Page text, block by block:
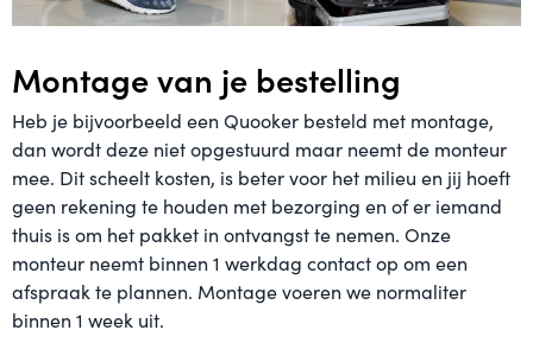
Montage van je bestelling
Heb je bijvoorbeeld een Quooker besteld met montage,
dan wordt deze niet opgestuurd maar neemt de monteur
mee. Dit scheelt kosten, is beter voor het milieu en jij hoeft
geen rekening te houden met bezorging en of er iemand
thuis is om het pakket in ontvangst te nemen. Onze
monteur neemt binnen 1 werkdag contact op om een
afspraak te plannen. Montage voeren we normaliter
binnen 1 week uit.